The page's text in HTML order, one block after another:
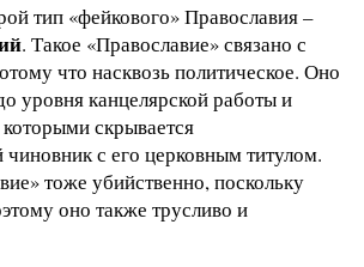
тип «фейкового» Православия –
. Такое «Православие» связано с
что насквозь политическое. Оно
уровня канцелярской работы и
которыми скрывается
чиновник с его церковным титулом.
тоже убийственно, поскольку
оно также трусливо и